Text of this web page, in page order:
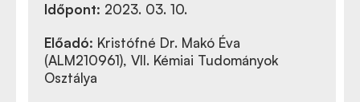
Időpont: 2023. 03. 10.
Előadó: Kristófné Dr. Makó Éva
(ALM210961), VII. Kémiai Tudományok
Osztálya